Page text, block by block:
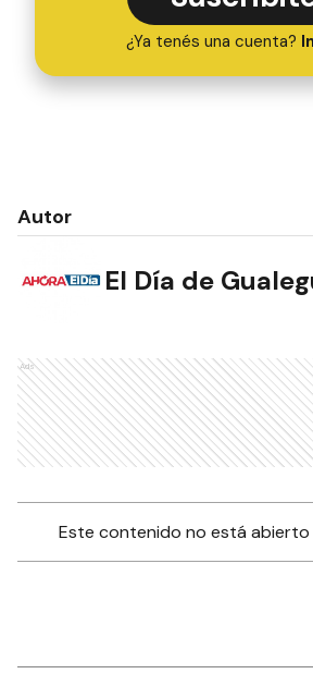
¿Ya tenés una cuenta?
Autor
El Día de
Ads
Este contenido no está